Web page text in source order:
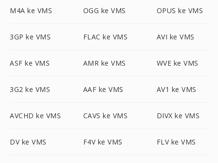
M4A ke VMS OGG ke VMS OPUS ke VMS
3GP ke VMS FLAC ke VMS AVI ke VMS
ASF ke VMS AMR ke VMS WVE ke VMS
3G2 ke VMS AAF ke VMS AV1 ke VMS
AVCHD ke VMS CAVS ke VMS DIVX ke VMS
DV ke VMS F4V ke VMS FLV ke VMS